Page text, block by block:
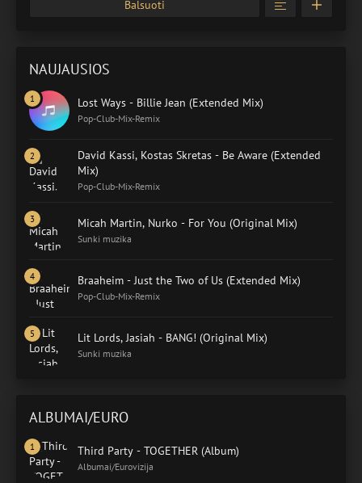
Balsuoti
NAUJAUSIOS
Lost Ways - Billie Jean (Extended Mix)
Pop-Club-Mix-Remix
David Kassi, Kostas Skretas - Be Aware (Extended
Mix)
Pop-Club-Mix-Remix
Micah Martin, Nurko - For You (Original Mix)
Sunki muzika
Braaheim - Just the Two of Us (Extended Mix)
Pop-Club-Mix-Remix
Lit Lords, Jasiah - BANG! (Original Mix)
Sunki muzika
ALBUMAI/EURO
Third Party - TOGETHER (Album)
Albumai/Eurovizija